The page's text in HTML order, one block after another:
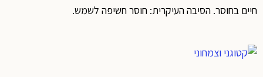
חיים בחוסר. הסיבה העיקרית: חוסר חשיפה לשמש.